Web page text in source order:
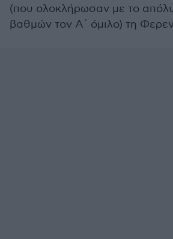
(που ολοκλήρωσαν με το
βαθμών τον Α΄ όμιλο) τη